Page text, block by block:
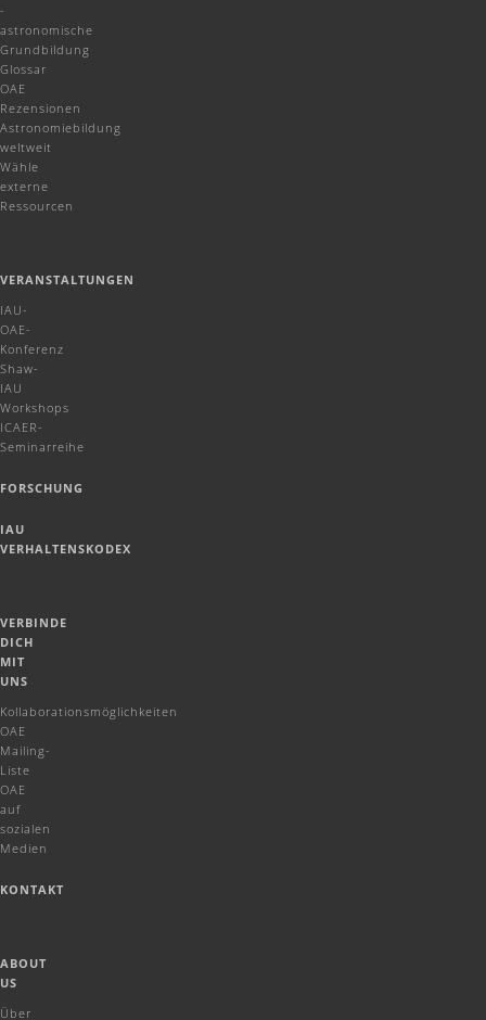
-
astronomische
Grundbildung
Glossar
OAE
Rezensionen
Astronomiebildung
weltweit
Wähle
externe
Ressourcen
VERANSTALTUNGEN
IAU-
OAE-
Konferenz
Shaw-
IAU
Workshops
ICAER-
Seminarreihe
FORSCHUNG
IAU
VERHALTENSKODEX
VERBINDE
DICH
MIT
UNS
Kollaborationsmöglichkeiten
OAE
Mailing-
Liste
OAE
auf
sozialen
Medien
KONTAKT
ABOUT
US
Über